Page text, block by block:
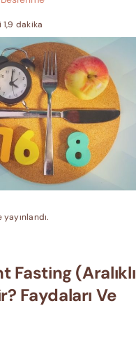
dakika
(Aralıklı
Faydaları Ve